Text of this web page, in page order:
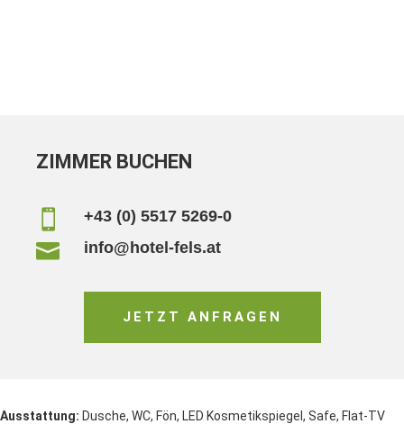
ZIMMER BUCHEN
 +43 (0) 5517 5269-0
 info@hotel-fels.at
JETZT ANFRAGEN
Ausstattung: Dusche, WC, Fön, LED Kosmetikspiegel, Safe, Flat-TV